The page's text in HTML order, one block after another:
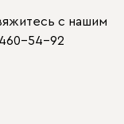
с нашим
54-92